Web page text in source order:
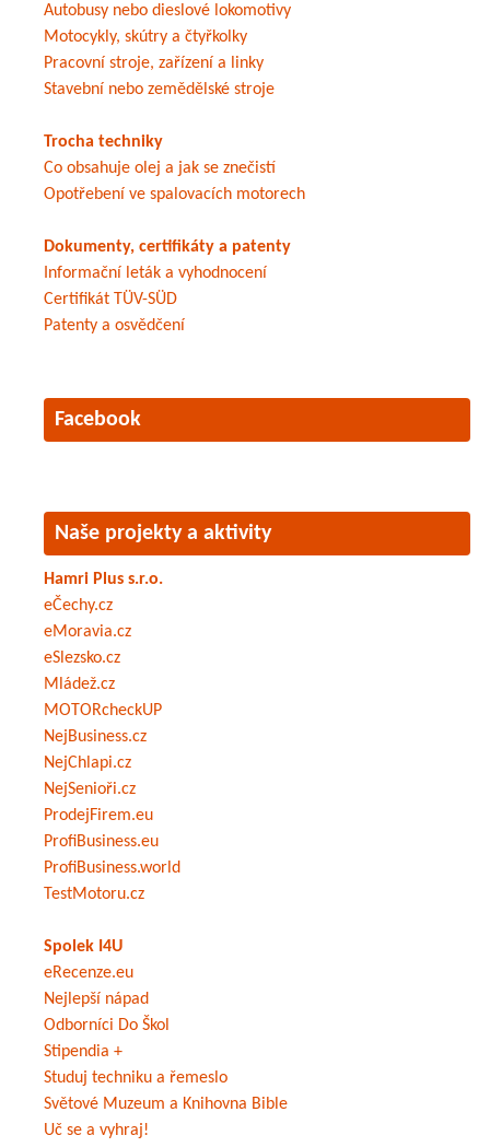
Autobusy nebo dieslové lokomotivy
Motocykly, skútry a čtyřkolky
Pracovní stroje, zařízení a linky
Stavební nebo zemědělské stroje
Trocha techniky
Co obsahuje olej a jak se znečistí
Opotřebení ve spalovacích motorech
Dokumenty, certifikáty a patenty
Informační leták a vyhodnocení
Certifikát TÜV-SÜD
Patenty a osvědčení
Facebook
Naše projekty a aktivity
Hamri Plus s.r.o.
eČechy.cz
eMoravia.cz
eSlezsko.cz
Mládež.cz
MOTORcheckUP
NejBusiness.cz
NejChlapi.cz
NejSenioři.cz
ProdejFirem.eu
ProfiBusiness.eu
ProfiBusiness.world
TestMotoru.cz
Spolek I4U
eRecenze.eu
Nejlepší nápad
Odborníci Do Škol
Stipendia +
Studuj techniku a řemeslo
Světové Muzeum a Knihovna Bible
Uč se a vyhraj!